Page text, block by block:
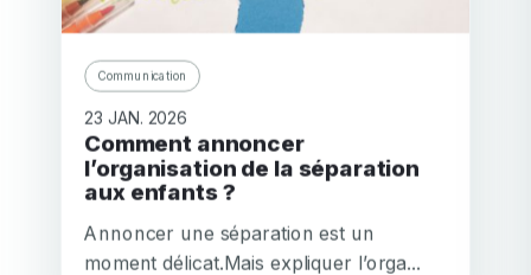
Communication
23 JAN. 2026
Comment annoncer
l’organisation de la séparation
aux enfants ?
Annoncer une séparation est un
moment délicat.Mais expliquer l’orga...